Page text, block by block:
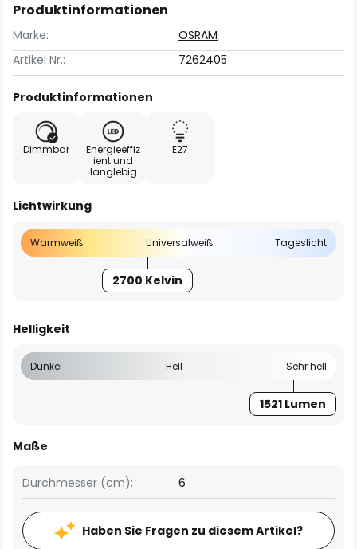
Produktinformationen
Marke:
OSRAM
Artikel Nr.:
7262405
Produktinformationen
Dimmbar
Energieeffiz
ient und
langlebig
E27
Lichtwirkung
Warmweiß Universalweiß Tageslicht
2700 Kelvin
Helligkeit
Dunkel Hell Sehr hell
1521 Lumen
Maße
Durchmesser (cm): 6
Haben Sie Fragen zu diesem Artikel?